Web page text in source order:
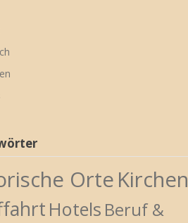
OrteKirchen
Hotels Beruf &